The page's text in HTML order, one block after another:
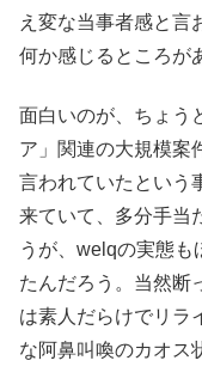
え変な当事者感と言
何か感じるところが
面白いのが、ちょう
ア」関連の大規模案
言われていたという
来ていて、多分手当
うが、welqの実態も
たんだろう。当然断
は素人だらけでリラ
な阿鼻叫喚のカオス